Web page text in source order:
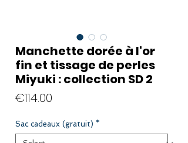
Manchette dorée à l'or
fin et tissage de perles
Miyuki : collection SD 2
€114.00
Sac cadeaux (gratuit) *